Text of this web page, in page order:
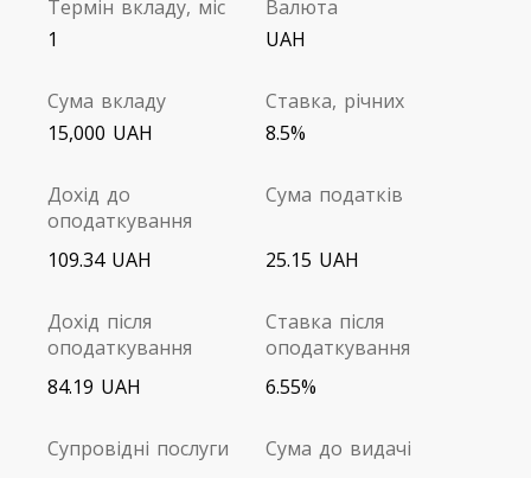
Термін вкладу, міс
1
Валюта
UAH
Сума вкладу
15,000 UAH
Ставка, річних
8.5%
Дохід до
оподаткування
109.34 UAH
Сума податків
25.15 UAH
Дохід після
оподаткування
84.19 UAH
Ставка після
оподаткування
6.55%
Супровідні послуги Сума до видачі